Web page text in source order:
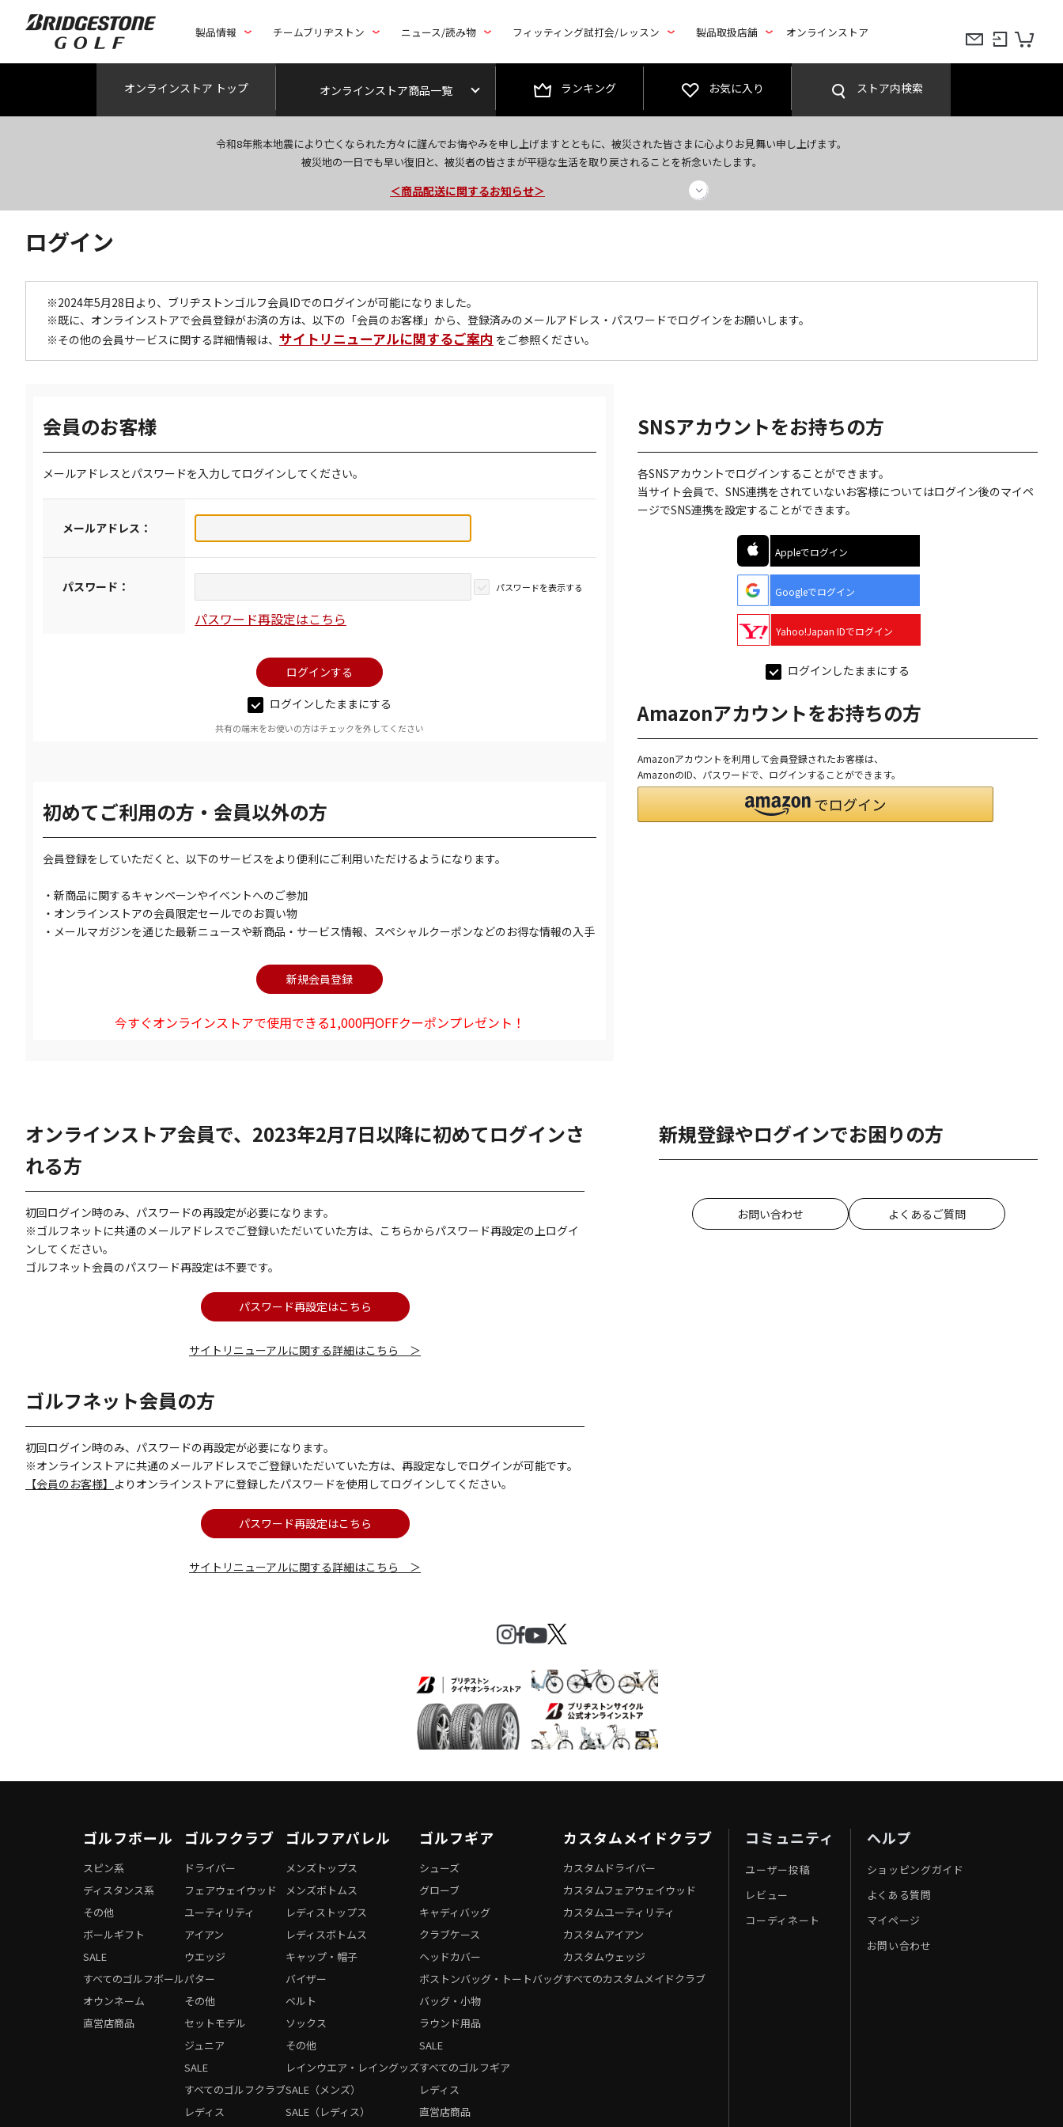
製品情報 チームブリヂストン ニュース/読み物 フィッティング試打会/レッスン 製品取扱店舗 オンラインストア
オンラインストア トップ オンラインストア商品一覧 ランキング お気に入り ストア内検索
令和8年熊本地震により亡くなられた方々に謹んでお悔やみを申し上げますとともに、被災された皆さまに心よりお見舞い申し上げます。
被災地の一日でも早い復旧と、被災者の皆さまが平穏な生活を取り戻されることを祈念いたします。
＜夏季休暇中のご注文・発送・お問い合わせ＞
今なら新規会員登録で1,000円OFFクーポンプレゼント！
＜商品配送に関するお知らせ＞
ログイン
※2024年5月28日より、ブリヂストンゴルフ会員IDでのログインが可能になりました。
※既に、オンラインストアで会員登録がお済の方は、以下の「会員のお客様」から、登録済みのメールアドレス・パスワードでログインをお願いします。
※その他の会員サービスに関する詳細情報は、 サイトリニューアルに関するご案内 をご参照ください。
会員のお客様
メールアドレスとパスワードを入力してログインしてください。
メールアドレス：
パスワード： パスワードを表示する
パスワード再設定はこちら
ログインしたままにする
共有の端末をお使いの方はチェックを外してください
初めてご利用の方・会員以外の方
会員登録をしていただくと、以下のサービスをより便利にご利用いただけるようになります。
・新商品に関するキャンペーンやイベントへのご参加
・オンラインストアの会員限定セールでのお買い物
・メールマガジンを通じた最新ニュースや新商品・サービス情報、スペシャルクーポンなどのお得な情報の入手
今すぐオンラインストアで使用できる1,000円OFFクーポンプレゼント！
SNSアカウントをお持ちの方
各SNSアカウントでログインすることができます。
当サイト会員で、SNS連携をされていないお客様についてはログイン後のマイペ
ージでSNS連携を設定することができます。
Appleでログイン
Googleでログイン
Yahoo!Japan IDでログイン
ログインしたままにする
Amazonアカウントをお持ちの方
Amazonアカウントを利用して会員登録されたお客様は、
AmazonのID、パスワードで、ログインすることができます。
オンラインストア会員で、2023年2月7日以降に初めてログインさ
れる方
初回ログイン時のみ、パスワードの再設定が必要になります。
※ゴルフネットに共通のメールアドレスでご登録いただいていた方は、こちらからパスワード再設定の上ログイ
ンしてください。
ゴルフネット会員のパスワード再設定は不要です。
パスワード再設定はこちら
サイトリニューアルに関する詳細はこちら ＞
ゴルフネット会員の方
初回ログイン時のみ、パスワードの再設定が必要になります。
※オンラインストアに共通のメールアドレスでご登録いただいていた方は、再設定なしでログインが可能です。
【会員のお客様】 よりオンラインストアに登録したパスワードを使用してログインしてください。
パスワード再設定はこちら
サイトリニューアルに関する詳細はこちら ＞
新規登録やログインでお困りの方
お問い合わせ よくあるご質問
ゴルフボール
オウンネーム
直営店商品
スピン系
ディスタンス系
その他
ボールギフト
SALE
すべてのゴルフボール
ゴルフクラブ
レディス
ドライバー
フェアウェイウッド
ユーティリティ
アイアン
ウエッジ
パター
その他
セットモデル
ジュニア
SALE
すべてのゴルフクラブ
ゴルフアパレル
メンズトップス
メンズボトムス
レディストップス
レディスボトムス
キャップ・帽子
バイザー
ベルト
ソックス
その他
レインウエア・レイングッズ
SALE（メンズ）
SALE（レディス）
ゴルフギア
レディス
直営店商品
シューズ
グローブ
キャディバッグ
クラブケース
ヘッドカバー
ボストンバッグ・トートバッグ
バッグ・小物
ラウンド用品
SALE
すべてのゴルフギア
カスタムメイドクラブ
カスタムドライバー
カスタムフェアウェイウッド
カスタムユーティリティ
カスタムアイアン
カスタムウェッジ
すべてのカスタムメイドクラブ
コミュニティ
ユーザー投稿
レビュー
コーディネート
ヘルプ
ショッピングガイド
よくある質問
マイページ
お問い合わせ